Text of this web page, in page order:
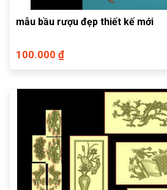
mẫu bầu rượu đẹp thiết kế mới
100.000 ₫